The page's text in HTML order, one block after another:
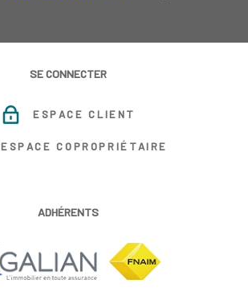
SE CONNECTER
ESPACE CLIENT
ESPACE COPROPRIÉTAIRE
ADHÉRENTS